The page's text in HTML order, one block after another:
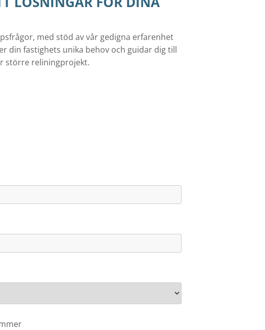
med stöd av vår gedigna erfarenhet
din fastighets unika behov och guidar dig till
större reliningprojekt.